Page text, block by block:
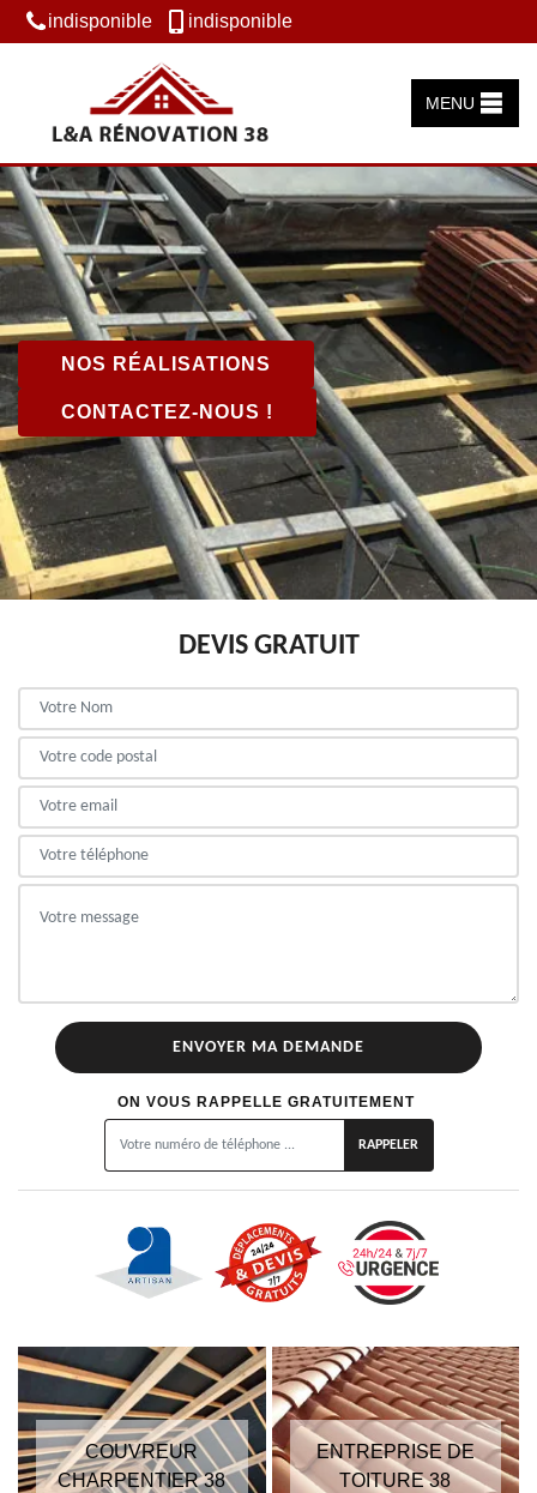
indisponible indisponible
MENU
NOS RÉALISATIONS
CONTACTEZ-NOUS !
DEVIS GRATUIT
ON VOUS RAPPELLE GRATUITEMENT
COUVREUR
CHARPENTIER 38
ENTREPRISE DE
TOITURE 38